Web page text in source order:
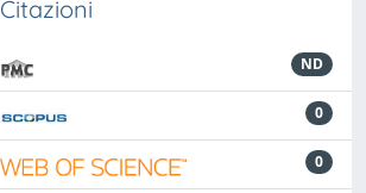
Citazioni
ND
0
0